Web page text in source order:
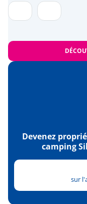
Devenez
camping
sur